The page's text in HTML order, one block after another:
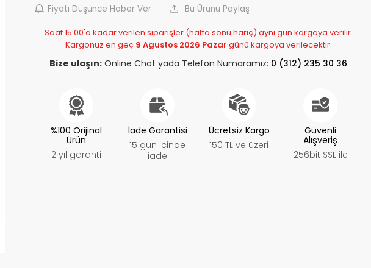
Fiyatı Düşünce Haber Ver Bu Ürünü Paylaş
Saat 15:00'a kadar verilen siparişler (hafta sonu hariç) aynı gün kargoya verilir.
Kargonuz en geç 9 Agustos 2026 Pazar günü kargoya verilecektir.
Bize ulaşın: Online Chat yada Telefon Numaramız: 0 (312) 235 30 36
%100 Orijinal
Ürün
2 yıl garanti
İade Garantisi
15 gün içinde
iade
Ücretsiz Kargo
150 TL ve üzeri
Güvenli
Alışveriş
256bit SSL ile